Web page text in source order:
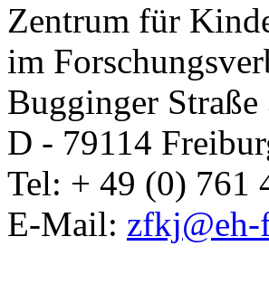
Zentrum für
im
Bugginger Straße
D - 79114
Tel: + 49 (0) 761
E-Mail: zfkj@eh-